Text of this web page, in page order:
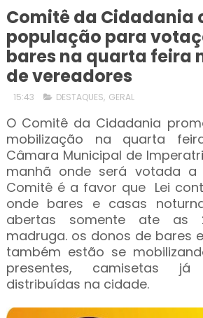
Comitê da Cidadania
população para
bares na quarta feira
de vereadores
15:43 DESTAQUES, GERAL
O Comitê da Cidadania
mobilização na quarta
Câmara Municipal de
manhã onde será votada a
Comitê é a favor que Lei
onde bares e casas
abertas somente ate as
madruga. os donos de bares
também estão se
presentes, camisetas
distribuídas na cidade.